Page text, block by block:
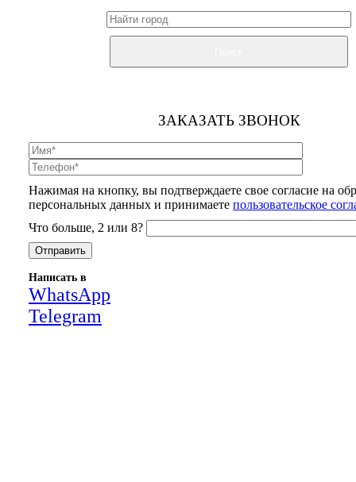
ЗАКАЗАТЬ ЗВОНОК
Нажимая на кнопку, вы подтверждаете свое согласие на
персональных данных и принимаете пользовательское
Что больше, 2 или 8?
Написать в
WhatsApp
Telegram